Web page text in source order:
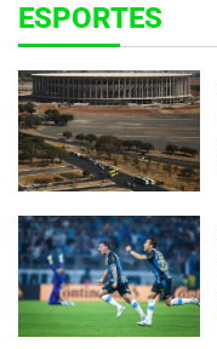
ESPORTES